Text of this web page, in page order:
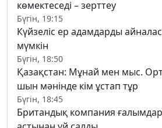
көмектеседі – зерттеу
Бүгін, 19:15
Күйзеліс ер адамдарды
мүмкін
Бүгін, 18:50
Қазақстан: Мұнай мен мыс.
шын мәнінде кім ұстап тұр
Бүгін, 18:45
Британдық компания